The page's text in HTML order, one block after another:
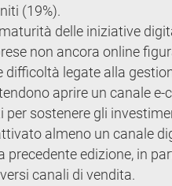
(19%).
delle iniziative
non ancora online
difficoltà legate alla
aprire un canale
sostenere gli
almeno un canale
edizione, in
canali di vendita.